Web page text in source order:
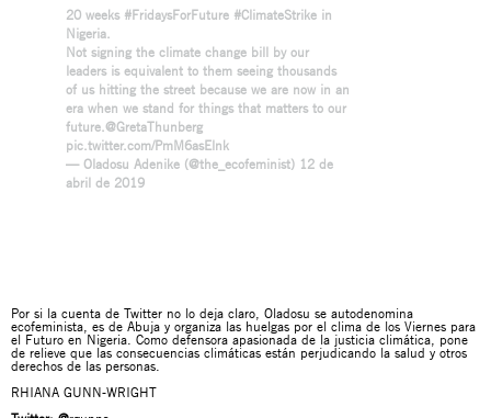
20 weeks #FridaysForFuture #ClimateStrike in
Nigeria.
Not signing the climate change bill by our
leaders is equivalent to them seeing thousands
of us hitting the street because we are now in an
era when we stand for things that matters to our
future.@GretaThunberg
pic.twitter.com/PmM6asElnk
— Oladosu Adenike (@the_ecofeminist) 12 de
abril de 2019
Por si la cuenta de Twitter no lo deja claro, Oladosu se autodenomina
ecofeminista, es de Abuja y organiza las huelgas por el clima de los Viernes para
el Futuro en Nigeria. Como defensora apasionada de la justicia climática, pone
de relieve que las consecuencias climáticas están perjudicando la salud y otros
derechos de las personas.
RHIANA GUNN-WRIGHT